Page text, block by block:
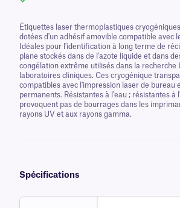
Étiquettes laser thermoplastiques
dotées d'un adhésif amovible compatible avec
Idéales pour l'identification à long terme de
plane stockés dans de l'azote liquide et dans
congélation extrême utilisés dans la recherche
laboratoires cliniques. Ces cryogénique
compatibles avec l'impression laser de bureau
permanents. Résistantes à l'eau ; résistantes à
provoquent pas de bourrages dans les
rayons UV et aux rayons gamma.
Spécifications